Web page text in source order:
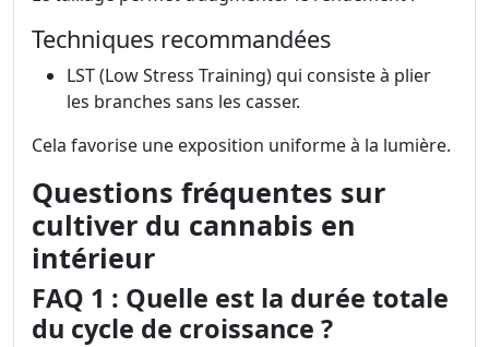
Techniques recommandées
LST (Low Stress Training) qui consiste à plier
les branches sans les casser.
Cela favorise une exposition uniforme à la lumière.
Questions fréquentes sur
cultiver du cannabis en
intérieur
FAQ 1 : Quelle est la durée totale
du cycle de croissance ?